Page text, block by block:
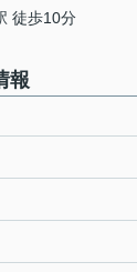
徒歩10分
報